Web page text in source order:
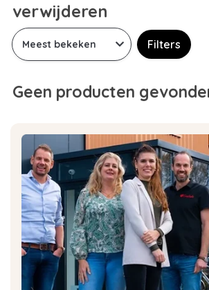
verwijderen
Filters
Geen producten